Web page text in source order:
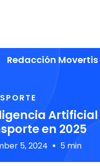
Redacción Movertis
Artificial
en 2025
5, 2024 5 min